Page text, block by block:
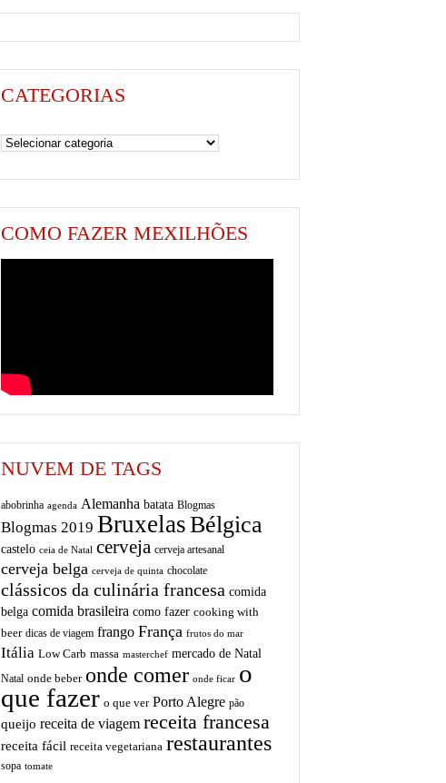
CATEGORIAS
COMO FAZER MEXILHÕES
NUVEM DE TAGS
abobrinha agenda Alemanha batata Blogmas
Blogmas 2019 BruxelasBélgica
castelo ceia de Natal cerveja cerveja artesanal
cerveja belga cerveja de quinta chocolate
clássicos da culinária francesa comida
belga comida brasileira como fazer cooking with
beer dicas de viagem frango França frutos do mar
Itália Low Carb massa masterchef mercado de Natal
Natal onde beber onde comer onde ficar o
que fazer o que ver Porto Alegre pão
queijo receita de viagem receita francesa
receita fácil receita vegetariana restaurantes
sopa tomate